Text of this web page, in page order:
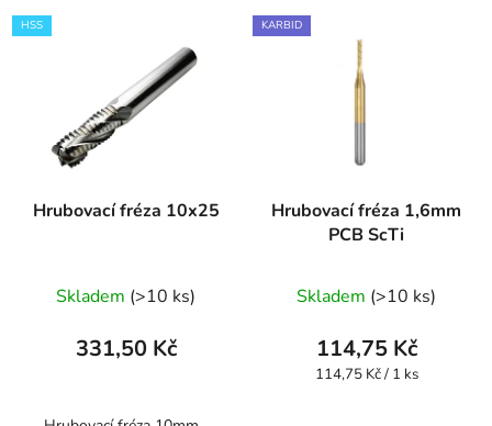
HSS
Hrubovací fréza 10x25
Skladem (>10 ks)
331,50 Kč
KARBID
Hrubovací fréza 1,6mm
PCB ScTi
Skladem (>10 ks)
114,75 Kč
Měrná
114,75 Kč / 1 ks